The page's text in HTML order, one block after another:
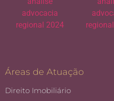
Áreas de Atuação
Direito Imobiliário